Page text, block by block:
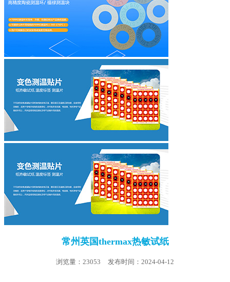
常州英国thermax热敏试纸
浏览量：23053 发布时间：2024-04-12